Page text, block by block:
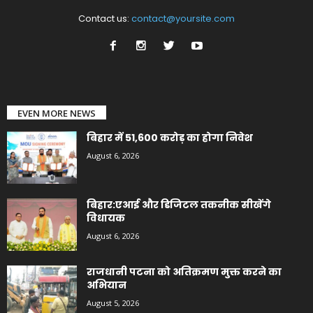
Contact us: contact@yoursite.com
EVEN MORE NEWS
बिहार में 51,600 करोड़ का होगा निवेश
August 6, 2026
बिहार:एआई और डिजिटल तकनीक सीखेंगे
विधायक
August 6, 2026
राजधानी पटना को अतिक्रमण मुक्त करने का
अभियान
August 5, 2026